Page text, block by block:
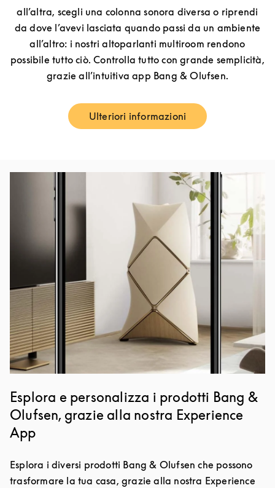
all’altra, scegli una colonna sonora diversa o riprendi
da dove l’avevi lasciata quando passi da un ambiente
all’altro: i nostri altoparlanti multiroom rendono
possibile tutto ciò. Controlla tutto con grande semplicità,
grazie all’intuitiva app Bang & Olufsen.
Ulteriori informazioniLink Opens in New Tab
Esplora e personalizza i prodotti Bang &
Olufsen, grazie alla nostra Experience
App
Esplora i diversi prodotti Bang & Olufsen che possono
trasformare la tua casa, grazie alla nostra Experience